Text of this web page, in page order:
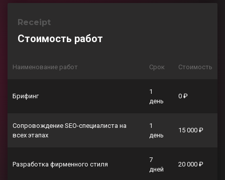
Receipt
Стоимость работ
Наименование работ Срок Стоимость
Брифинг
1
день
0 ₽
Сопровождение SEO-специалиста на
всех этапах
1
день
15 000 ₽
Разработка фирменного стиля
7
дней
20 000 ₽